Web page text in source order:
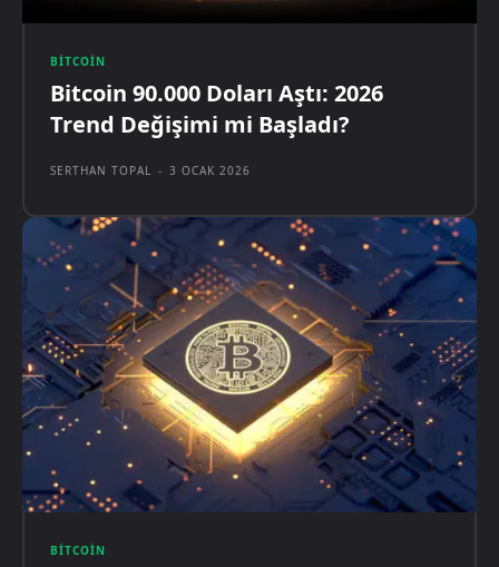
BITCOIN
Bitcoin 90.000 Doları Aştı: 2026
Trend Değişimi mi Başladı?
SERTHAN TOPAL - 3 OCAK 2026
BITCOIN